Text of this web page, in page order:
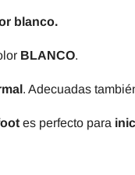
blanco.
BLANCO.
. Adecuadas
es perfecto para